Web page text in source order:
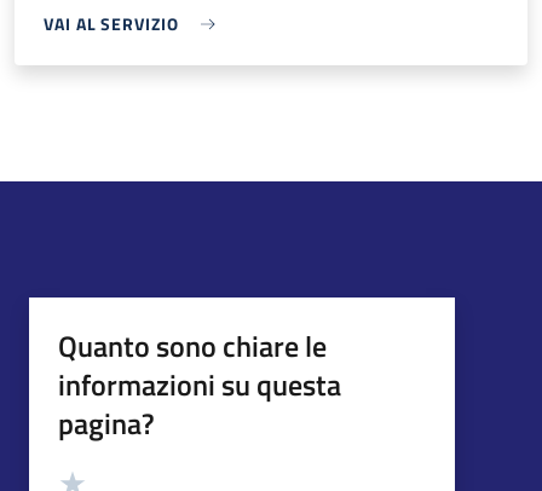
VAI AL SERVIZIO
Quanto sono chiare le
informazioni su questa
pagina?
Valutazione